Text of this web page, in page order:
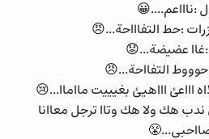
:ناااعم....😀
:حط التفاااحة...😠
عضيضة...😟
التفااحة...😠
ندب هك ولا هك وتاا ترجل معاانا